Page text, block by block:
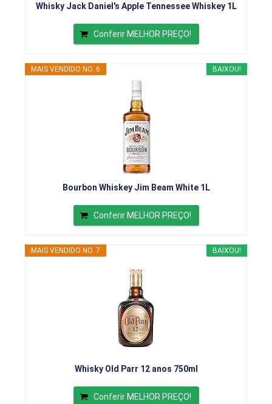
Whisky Jack Daniel's Apple Tennessee Whiskey 1L
Conferir MELHOR PREÇO!
BAIXOU!
MAIS VENDIDO NO. 6
Bourbon Whiskey Jim Beam White 1L
Conferir MELHOR PREÇO!
BAIXOU!
MAIS VENDIDO NO. 7
Whisky Old Parr 12 anos 750ml
Conferir MELHOR PREÇO!